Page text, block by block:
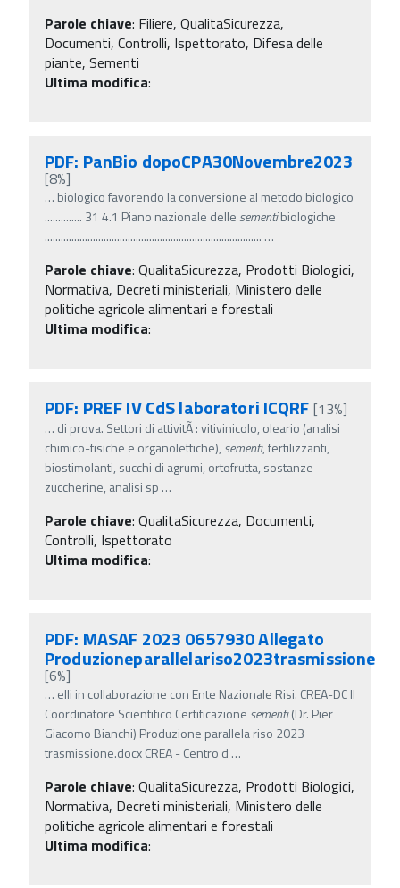
Parole chiave: Filiere, QualitaSicurezza,
Documenti, Controlli, Ispettorato, Difesa delle
piante, Sementi
Ultima modifica:
PDF: PanBio dopoCPA30Novembre2023
[8%]
… biologico favorendo la conversione al metodo biologico
.............. 31 4.1 Piano nazionale delle sementibiologiche
................................................................................. …
Parole chiave: QualitaSicurezza, Prodotti Biologici,
Normativa, Decreti ministeriali, Ministero delle
politiche agricole alimentari e forestali
Ultima modifica:
PDF: PREF IV CdS laboratori ICQRF [13%]
… di prova. Settori di attivitÃ : vitivinicolo, oleario (analisi
chimico-fisiche e organolettiche), sementi, fertilizzanti,
biostimolanti, succhi di agrumi, ortofrutta, sostanze
zuccherine, analisi sp …
Parole chiave: QualitaSicurezza, Documenti,
Controlli, Ispettorato
Ultima modifica:
PDF: MASAF 2023 0657930 Allegato
Produzioneparallelariso2023trasmissione
[6%]
… elli in collaborazione con Ente Nazionale Risi. CREA-DC Il
Coordinatore Scientifico Certificazione sementi(Dr. Pier
Giacomo Bianchi) Produzione parallela riso 2023
trasmissione.docx CREA - Centro d …
Parole chiave: QualitaSicurezza, Prodotti Biologici,
Normativa, Decreti ministeriali, Ministero delle
politiche agricole alimentari e forestali
Ultima modifica: